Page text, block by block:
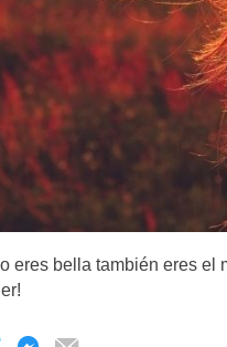
eres bella también eres el